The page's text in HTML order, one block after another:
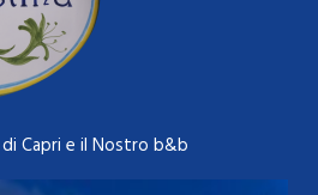
Capri e il Nostro b&b